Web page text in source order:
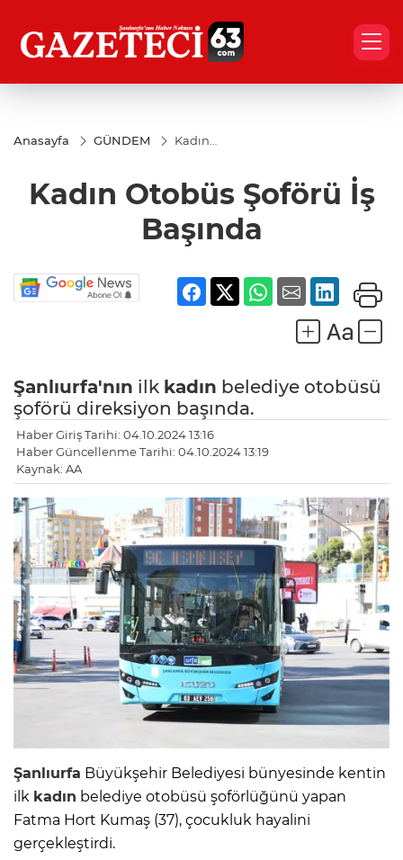
Anasayfa GÜNDEM
Kadın
İş
Başında
Kadın Otobüs Şoförü İş
Başında
Şanlıurfa'nın ilk kadın belediye otobüsü
şoförü direksiyon başında.
Haber Giriş Tarihi: 04.10.2024 13:16
Haber Güncellenme Tarihi: 04.10.2024 13:19
Kaynak: AA
Şanlıurfa Büyükşehir Belediyesi bünyesinde kentin
ilk kadın belediye otobüsü şoförlüğünü yapan
Fatma Hort Kumaş (37), çocukluk hayalini
gerçekleştirdi.